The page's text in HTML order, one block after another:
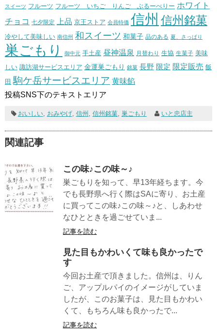
スイーツ フルーツ フルーツ いちご りんご ぶるーべりー ホワイト
チョコ 七夕限定 上品 京王ストア 会員特価 信州 信州銘菓
冷やして美味しい 南信州 和スイーツ 和菓子 品のある 夏、さっぱり
巣ごもり 御中元 手土産 昼神温泉 月替わり 生協 生菓子 美味
しい 諏訪湖サービスエリア 金運巣ごもり 銘菓 長野 限定 限定販売 飯
田 駒ケ岳サービスエリア 黄味餡
投稿SNS下のテキストエリア
おいしい, おみやげ, 信州 , 信州銘菓, 巣ごもり いと忠店主
関連記事
この味♪この味～♪
巣ごもりを知って、早13年経ちます。今
でも長野県へ行く際はSAに寄り、お土産
に買ってこの味♪この味～♪と、しあわせ
なひとときを過ごせていま...
記事を読む
見た目もかわいくて味も良かったで
す
今回お土産で頂きました。信州は、りん
ご、アップルパイのイメージがしていま
したが、このお菓子は、見た目もかわい
くて、もちろん味も良かったで...
記事を読む